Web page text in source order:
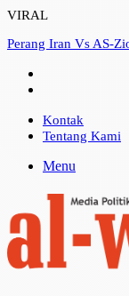
VIRAL
Perang Iran Vs AS-
Kontak
Tentang Kami
Menu